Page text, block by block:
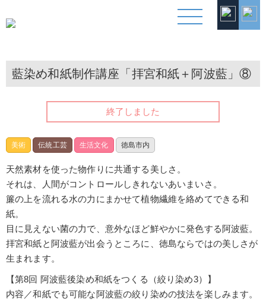
ン
テ
ン
ツ
へ
ス
キ
ッ
プ
藍染め和紙制作講座「拝宮和紙＋阿波藍」⑧
終了しました
美術 伝統工芸 生活文化 徳島市内
天然素材を使った物作りに共通する美しさ。
それは、人間がコントロールしきれないあいまいさ。
簾の上を流れる水の力にまかせて植物繊維を絡めてできる和
紙。
目に見えない菌の力で、意外なほど鮮やかに発色する阿波藍。
拝宮和紙と阿波藍が出会うところに、徳島ならではの美しさが
生まれます。
【第8回 阿波藍後染め和紙をつくる（絞り染め3）】
内容／和紙でも可能な阿波藍の絞り染めの技法を楽しみます。